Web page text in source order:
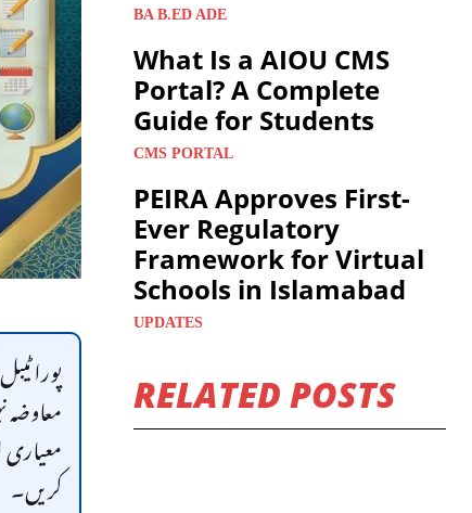
پورا
معاوضہ
معیاری
کریں۔
BA B.ED ADE
What Is a AIOU CMS
Portal? A Complete
Guide for Students
CMS PORTAL
PEIRA Approves First-
Ever Regulatory
Framework for Virtual
Schools in Islamabad
UPDATES
RELATED POSTS